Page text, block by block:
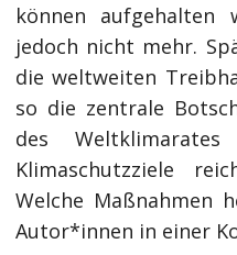
können
jedoch nicht mehr.
die weltweiten
so die zentrale
des
Klimaschutzziele
Welche Maßnahmen
Autor*innen in einer